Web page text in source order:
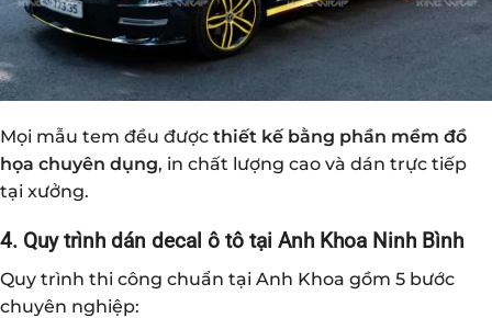
Mọi mẫu tem đều được thiết kế bằng phần mềm đồ
họa chuyên dụng, in chất lượng cao và dán trực tiếp
tại xưởng.
4. Quy trình dán decal ô tô tại Anh Khoa Ninh Bình
Quy trình thi công chuẩn tại Anh Khoa gồm 5 bước
chuyên nghiệp: